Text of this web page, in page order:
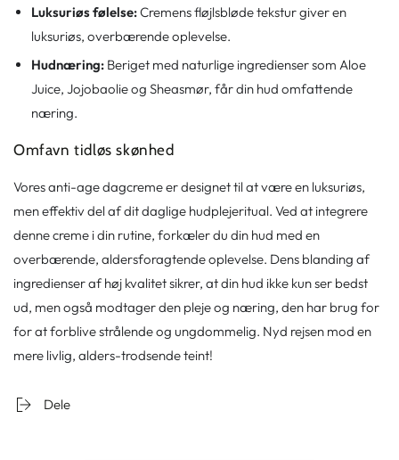
Luksuriøs følelse:Cremens fløjlsbløde tekstur giver en
luksuriøs, overbærende oplevelse.
Hudnæring: Beriget med naturlige ingredienser som Aloe
Juice, Jojobaolie og Sheasmør, får din hud omfattende
næring.
Omfavn tidløs skønhed
Vores anti-age dagcreme er designet til at være en luksuriøs,
men effektiv del af dit daglige hudplejeritual. Ved at integrere
denne creme i din rutine, forkæler du din hud med en
overbærende, aldersforagtende oplevelse. Dens blanding af
ingredienser af høj kvalitet sikrer, at din hud ikke kun ser bedst
ud, men også modtager den pleje og næring, den har brug for
for at forblive strålende og ungdommelig. Nyd rejsen mod en
mere livlig, alders-trodsende teint!
Dele